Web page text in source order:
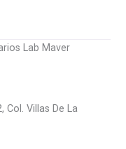
Lab Maver
Col. Villas De La